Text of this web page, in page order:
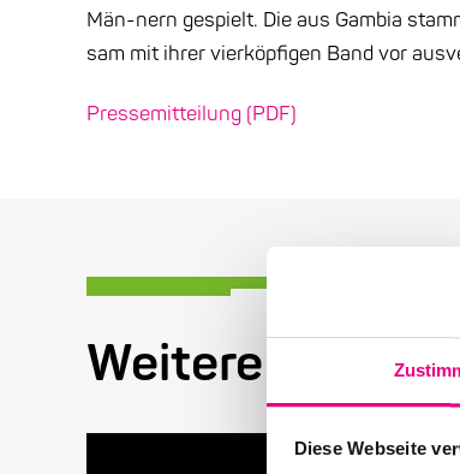
Diese Webseite
Män-nern gespielt. Die aus Gambia
sam mit ihrer vierköpfigen Band vor
Pressemitteilung (PDF)
Weitere